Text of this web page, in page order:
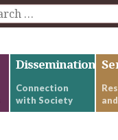
Dissemination
Connection
with Society